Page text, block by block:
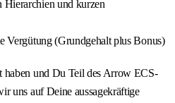
Hierarchien und kurzen
Vergütung (Grundgehalt plus Bonus)
haben und Du Teil des Arrow ECS-
uns auf Deine aussagekräftige